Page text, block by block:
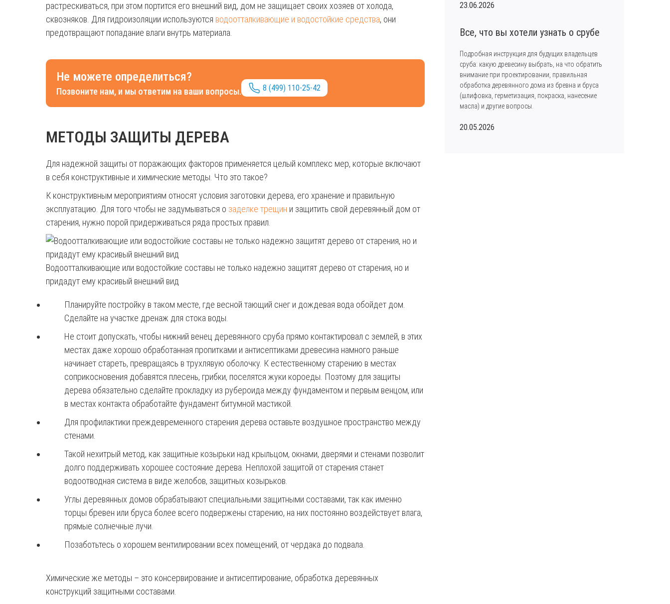
растрескиваться, при этом портится его внешний вид, дом не защищает своих хозяев от холода,
сквозняков. Для гидроизоляции используются водоотталкивающие и водостойкие средства, они
предотвращают попадание влаги внутрь материала.
Не можете определиться?
Позвоните нам, и мы ответим на ваши вопросы. 8 (499) 110-25-42
МЕТОДЫ ЗАЩИТЫ ДЕРЕВА
Для надежной защиты от поражающих факторов применяется целый комплекс мер, которые включают
в себя конструктивные и химические методы. Что это такое?
К конструктивным мероприятиям относят условия заготовки дерева, его хранение и правильную
эксплуатацию. Для того чтобы не задумываться о заделке трещин и защитить свой деревянный дом от
старения, нужно порой придерживаться ряда простых правил.
Водоотталкивающие или водостойкие составы не только надежно защитят дерево от старения, но и
придадут ему красивый внешний вид
Планируйте постройку в таком месте, где весной тающий снег и дождевая вода обойдет дом.
Сделайте на участке дренаж для стока воды.
Не стоит допускать, чтобы нижний венец деревянного сруба прямо контактировал с землей, в этих
местах даже хорошо обработанная пропитками и антисептиками древесина намного раньше
начинает стареть, превращаясь в трухлявую оболочку. К естественному старению в местах
соприкосновения добавятся плесень, грибки, поселятся жуки короеды. Поэтому для защиты
дерева обязательно сделайте прокладку из рубероида между фундаментом и первым венцом, или
в местах контакта обработайте фундамент битумной мастикой.
Для профилактики преждевременного старения дерева оставьте воздушное пространство между
стенами.
Такой нехитрый метод, как защитные козырьки над крыльцом, окнами, дверями и стенами позволит
долго поддерживать хорошее состояние дерева. Неплохой защитой от старения станет
водоотводная система в виде желобов, защитных козырьков.
Углы деревянных домов обрабатывают специальными защитными составами, так как именно
торцы бревен или бруса более всего подвержены старению, на них постоянно воздействует влага,
прямые солнечные лучи.
Позаботьтесь о хорошем вентилировании всех помещений, от чердака до подвала.
Химические же методы – это консервирование и антисептирование, обработка деревянных
конструкций защитными составами.
23.06.2026
Все, что вы хотели узнать о срубе
Подробная инструкция для будущих владельцев
сруба: какую древесину выбрать, на что обратить
внимание при проектировании, правильная
обработка деревянного дома из бревна и бруса
(шлифовка, герметизация, покраска, нанесение
масла) и другие вопросы.
20.05.2026